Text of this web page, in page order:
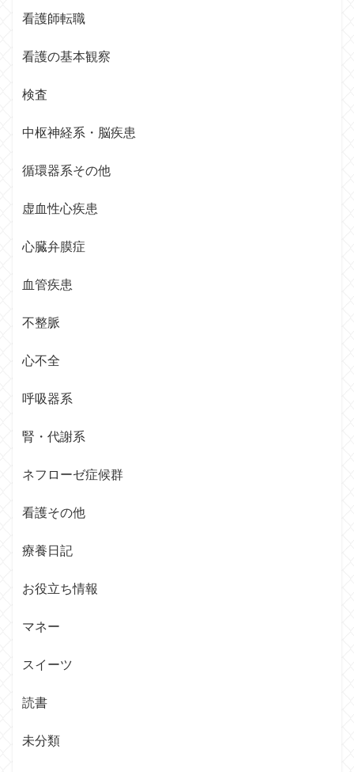
看護師転職
看護の基本観察
検査
中枢神経系・脳疾患
循環器系その他
虚血性心疾患
心臓弁膜症
血管疾患
不整脈
心不全
呼吸器系
腎・代謝系
ネフローゼ症候群
看護その他
療養日記
お役立ち情報
マネー
スイーツ
読書
未分類